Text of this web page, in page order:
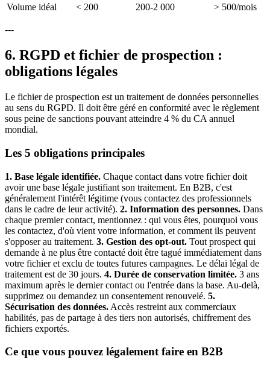
Volume idéal
< 200 200-2 000 > 500/mois
---
6. RGPD et fichier de prospection :
obligations légales
Le fichier de prospection est un traitement de données personnelles
au sens du RGPD. Il doit être géré en conformité avec le règlement
sous peine de sanctions pouvant atteindre 4 % du CA annuel
mondial.
Les 5 obligations principales
1. Base légale identifiée. Chaque contact dans votre fichier doit
avoir une base légale justifiant son traitement. En B2B, c'est
généralement l'intérêt légitime (vous contactez des professionnels
dans le cadre de leur activité). 2. Information des personnes. Dans
chaque premier contact, mentionnez : qui vous êtes, pourquoi vous
les contactez, d'où vient votre information, et comment ils peuvent
s'opposer au traitement. 3. Gestion des opt-out. Tout prospect qui
demande à ne plus être contacté doit être tagué immédiatement dans
votre fichier et exclu de toutes futures campagnes. Le délai légal de
traitement est de 30 jours. 4. Durée de conservation limitée. 3 ans
maximum après le dernier contact ou l'entrée dans la base. Au-delà,
supprimez ou demandez un consentement renouvelé. 5.
Sécurisation des données. Accès restreint aux commerciaux
habilités, pas de partage à des tiers non autorisés, chiffrement des
fichiers exportés.
Ce que vous pouvez légalement faire en B2B